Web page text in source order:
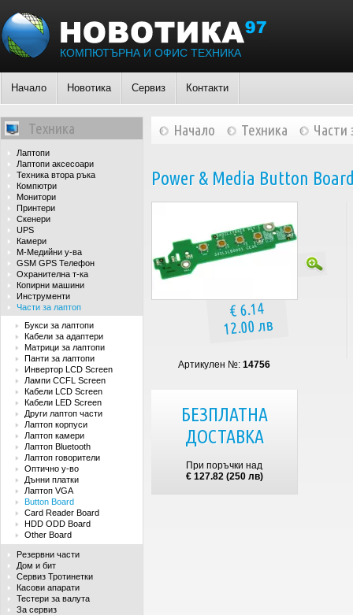
КОМПЮТЪРНА И ОФИС ТЕХНИКА
Начало Новотика Сервиз Контакти
Техника
Лаптопи
Лаптопи аксесоари
Техника втора ръка
Компютри
Монитори
Принтери
Скенери
UPS
Камери
М-Медийни у-ва
GSM GPS Телефон
Охранителна т-ка
Копирни машини
Инструменти
Части за лаптоп
Букси за лаптопи
Кабели за адаптери
Матрици за лаптопи
Панти за лаптопи
Инвертор LCD Screen
Лампи CCFL Screen
Кабели LCD Screen
Кабели LED Screen
Други лаптоп части
Лаптоп корпуси
Лаптоп камери
Лаптоп Bluetooth
Лаптоп говорители
Оптично у-во
Дънни платки
Лаптоп VGA
Button Board
Card Reader Board
HDD ODD Board
Other Board
Резервни части
Дом и бит
Сервиз Тротинетки
Касови апарати
Тестери за валута
За сервиз
Начало Техника Части
Power & Media Button Board
€ 6.14
12.00 лв
Артикулен №: 14756
БЕЗПЛАТНА
ДОСТАВКА
При поръчки над
€ 127.82 (250 лв)